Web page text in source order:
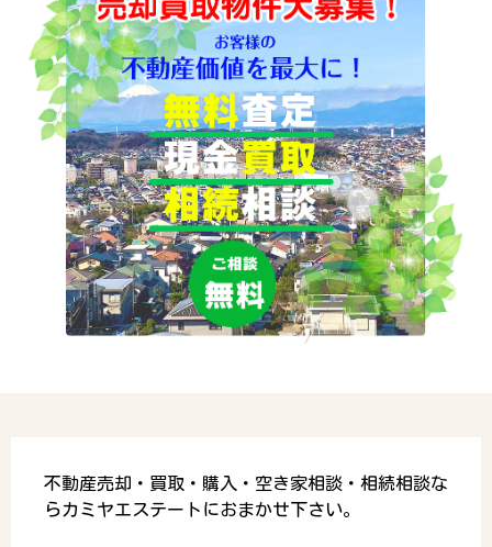
不動産売却・買取・購入・空き家相談・相続相談な
らカミヤエステートにおまかせ下さい。